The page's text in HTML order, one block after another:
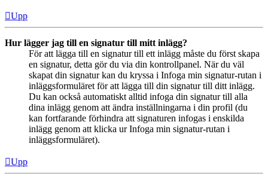
Upp
Hur lägger jag till en signatur till mitt inlägg?
För att lägga till en signatur till ett inlägg måste du först skapa
en signatur, detta gör du via din kontrollpanel. När du väl
skapat din signatur kan du kryssa i Infoga min signatur-rutan i
inläggsformuläret för att lägga till din signatur till ditt inlägg.
Du kan också automatiskt alltid infoga din signatur till alla
dina inlägg genom att ändra inställningarna i din profil (du
kan fortfarande förhindra att signaturen infogas i enskilda
inlägg genom att klicka ur Infoga min signatur-rutan i
inläggsformuläret).
Upp